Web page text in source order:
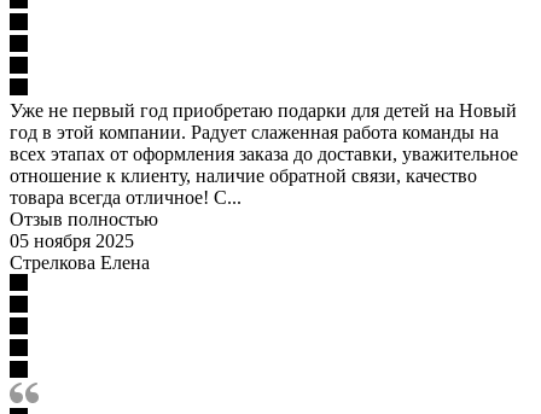
Уже не первый год приобретаю подарки для детей на Новый
год в этой компании. Радует слаженная работа команды на
всех этапах от оформления заказа до доставки, уважительное
отношение к клиенту, наличие обратной связи, качество
товара всегда отличное! С...
Отзыв полностью
05 ноября 2025
Стрелкова Елена